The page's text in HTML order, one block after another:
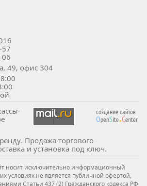
49, офис 304
создание сайтов
OpenSite.Center
Продажа торгового
и установка под ключ.
носит исключительно информационный
условиях не является публичной офертой,
Статьи 437 (2) Гражданского кодекса РФ.